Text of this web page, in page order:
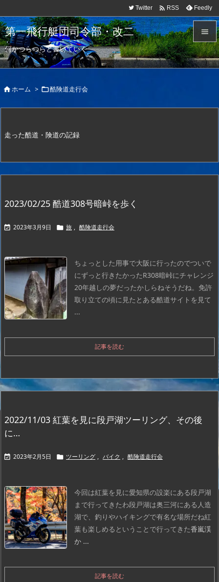
第一飛行艇団司令部・改二
何かつらつらと書いていく


メニュ
検索
Twitter  RSS Feedly
ホーム > 酷険道走行会
走った酷道・険道の記録
2023/02/25 酷道308号暗峠を歩く
 2023年3月9日  旅 , 酷険道走行会
ちょっとした用事で大阪に行ったのでついで
にずっと行きたかったR308暗峠にチャレンジ
20年越しの夢だったかしらねそうだね。免許
取り立ての頃に見たとある酷道サイトを見て
...
記事を読む
2022/11/03 紅葉を見に段戸湖ツーリング、その後
に…
 2023年2月5日  ツーリング , バイク , 酷険道走行会
今回は紅葉を見に愛知県の設楽にある段戸湖
まで行ってきたわ段戸湖は奥三河にある人造
湖で、釣りやハイキングで有名な場所だね紅
葉も楽しめるということで行ってきた香嵐渓
か ...
記事を読む